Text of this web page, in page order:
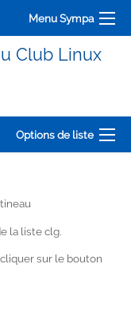
Menu Sympa
Club Linux
Options de liste
la liste clg.
sur le bouton